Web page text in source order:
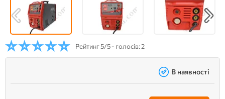
Рейтинг5/5 - голосів: 2
В наявності